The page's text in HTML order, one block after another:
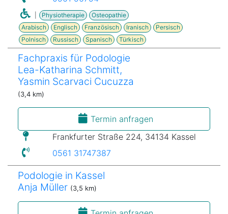
Physiotherapie
Osteopathie
Arabisch
Englisch Französisch Iranisch
Persisch
Polnisch
Russisch Spanisch Türkisch
Fachpraxis für Podologie
Lea-Katharina Schmitt,
Yasmin Scarvaci Cucuzza
(3,4 km)
Termin anfragen
Frankfurter Straße 224, 34134 Kassel
0561 31747387
Podologie in Kassel
Anja Müller (3,5 km)